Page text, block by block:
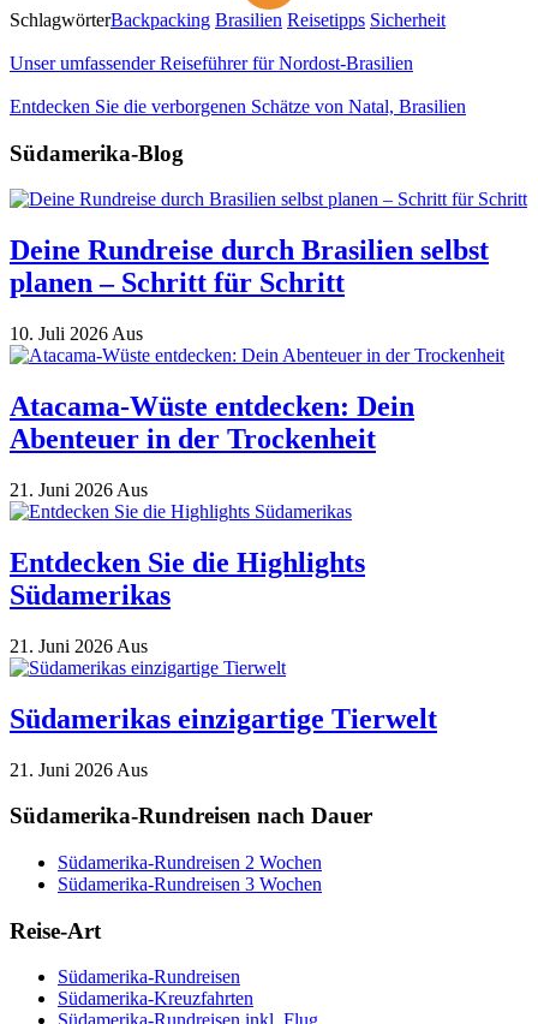
SchlagwörterBackpacking Brasilien Reisetipps Sicherheit
Unser umfassender Reiseführer für Nordost-Brasilien
Entdecken Sie die verborgenen Schätze von Natal, Brasilien
Südamerika-Blog
Deine Rundreise durch Brasilien selbst
planen – Schritt für Schritt
10. Juli 2026 Aus
Atacama-Wüste entdecken: Dein
Abenteuer in der Trockenheit
21. Juni 2026 Aus
Entdecken Sie die Highlights
Südamerikas
21. Juni 2026 Aus
Südamerikas einzigartige Tierwelt
21. Juni 2026 Aus
Südamerika-Rundreisen nach Dauer
Südamerika-Rundreisen 2 Wochen
Südamerika-Rundreisen 3 Wochen
Reise-Art
Südamerika-Rundreisen
Südamerika-Kreuzfahrten